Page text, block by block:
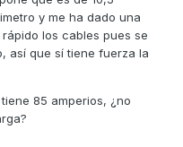
y me ha dado una
los cables pues se
así que sí tiene fuerza la
85 amperios, ¿no